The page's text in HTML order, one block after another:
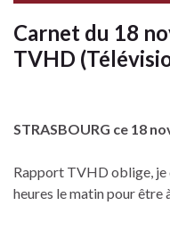
Carnet du 18
TVHD
STRASBOURG ce 18
Rapport TVHD oblige, je
heures le matin pour être